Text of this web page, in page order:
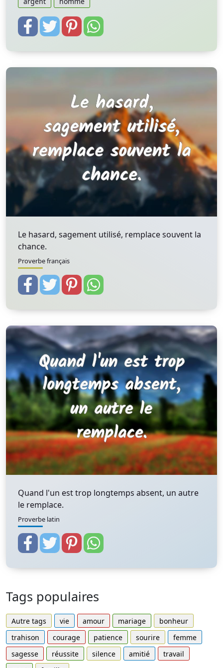
Le hasard, sagement utilisé, remplace souvent la
chance.
Proverbe français
Quand l'un est trop longtemps absent, un autre
le remplace.
Proverbe latin
Tags populaires
Autre tags vie amour mariage
bonheur
trahison
courage patience sourire
femme
sagesse
réussite silence amitié
travail